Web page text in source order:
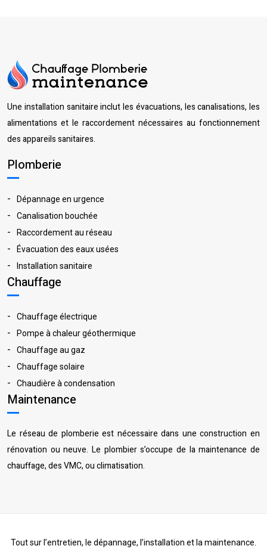
Une installation sanitaire inclut les évacuations, les canalisations, les
alimentations et le raccordement nécessaires au fonctionnement
des appareils sanitaires.
Plomberie
Dépannage en urgence
Canalisation bouchée
Raccordement au réseau
Évacuation des eaux usées
Installation sanitaire
Chauffage
Chauffage électrique
Pompe à chaleur géothermique
Chauffage au gaz
Chauffage solaire
Chaudière à condensation
Maintenance
Le réseau de plomberie est nécessaire dans une construction en
rénovation ou neuve. Le plombier s’occupe de la maintenance de
chauffage, des VMC, ou climatisation.
Tout sur l’entretien, le dépannage, l’installation et la maintenance.